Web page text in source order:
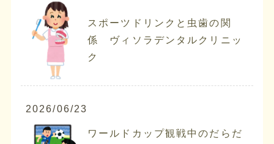
スポーツドリンクと虫歯の関
係 ヴィソラデンタルクリニッ
ク
2026/06/23
ワールドカップ観戦中のだらだ